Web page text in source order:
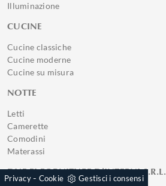
Illuminazione
CUCINE
Cucine classiche
Cucine moderne
Cucine su misura
NOTTE
Letti
Camerette
Comodini
Materassi
DUE PI FORNITURE D'INTERNI S.R.L.
Privacy- Cookie Gestisci i consensi